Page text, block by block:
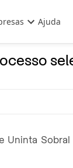
Ajuda
Uninta